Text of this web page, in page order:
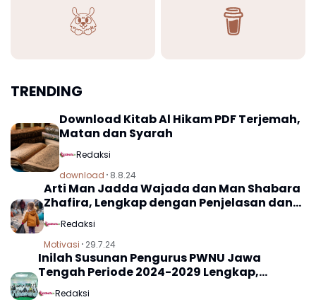
TRENDING
Download Kitab Al Hikam PDF Terjemah,
Matan dan Syarah
Redaksi
download 8.8.24
Arti Man Jadda Wajada dan Man Shabara
Zhafira, Lengkap dengan Penjelasan dan
Makna
Redaksi
Motivasi 29.7.24
Inilah Susunan Pengurus PWNU Jawa
Tengah Periode 2024-2029 Lengkap,
Dilantik di Kampus Unissula Semarang
Redaksi